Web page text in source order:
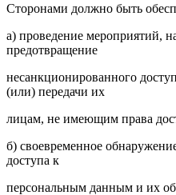
Сторонами должно быть
а) проведение мероприятий,
предотвращение
несанкционированного
(или) передачи их
лицам, не имеющим права
б) своевременное
доступа к
персональным данным и их